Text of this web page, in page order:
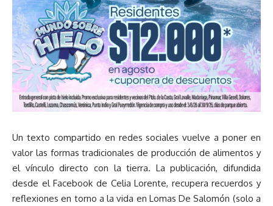
Un texto compartido en redes sociales vuelve a poner en
valor las formas tradicionales de producción de alimentos y
el vínculo directo con la tierra. La publicación, difundida
desde el Facebook de Celia Lorente, recupera recuerdos y
reflexiones en torno a la vida en Lomas De Salomón (solo a